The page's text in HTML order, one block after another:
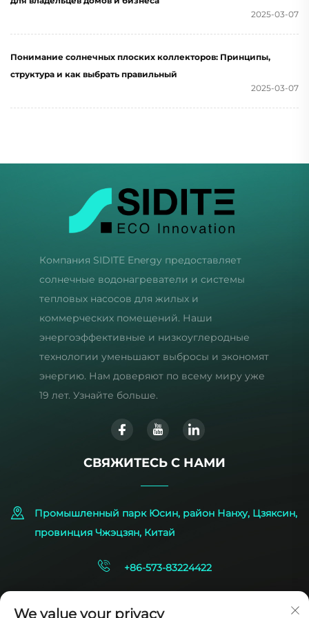
2025-03-07
Понимание солнечных плоских коллекторов: Принципы,
структура и как выбрать правильный
2025-03-07
Компания SIDITE Energy предоставляет
солнечные водонагреватели и системы
тепловых насосов для жилых и
коммерческих помещений. Наши
энергоэффективные и низкоуглеродные
технологии уменьшают выбросы и экономят
энергию. Нам доверяют по всему миру уже
19 лет. Узнайте больше.
СВЯЖИТЕСЬ С НАМИ
Промышленный парк Юсин, район Нанху, Цзяксин,
провинция Чжэцзян, Китай
+86-573-83224422
We value your privacy